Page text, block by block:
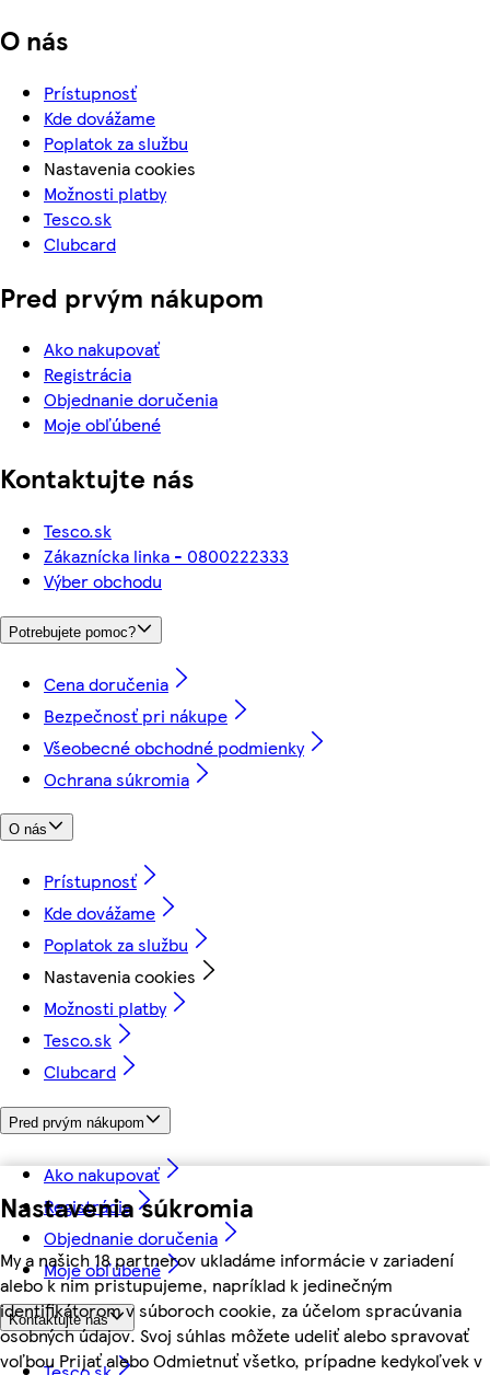
Nastavenia súkromia
My a našich 18 partnerov ukladáme informácie v zariadení
alebo k nim pristupujeme, napríklad k jedinečným
identifikátorom v súboroch cookie, za účelom spracúvania
osobných údajov. Svoj súhlas môžete udeliť alebo spravovať
voľbou Prijať alebo Odmietnuť všetko, prípadne kedykoľvek v
O nás
Prístupnosť
Kde dovážame
Poplatok za službu
Nastavenia cookies
Možnosti platby
Tesco.sk
Clubcard
Pred prvým nákupom
Ako nakupovať
Registrácia
Objednanie doručenia
Moje obľúbené
Kontaktujte nás
Tesco.sk
Zákaznícka linka - 0800222333
Výber obchodu
Potrebujete pomoc?
Cena doručenia
Bezpečnosť pri nákupe
Všeobecné obchodné podmienky
Ochrana súkromia
O nás
Prístupnosť
Kde dovážame
Poplatok za službu
Nastavenia cookies
Možnosti platby
Tesco.sk
Clubcard
Pred prvým nákupom
Ako nakupovať
Registrácia
Objednanie doručenia
Moje obľúbené
Kontaktujte nás